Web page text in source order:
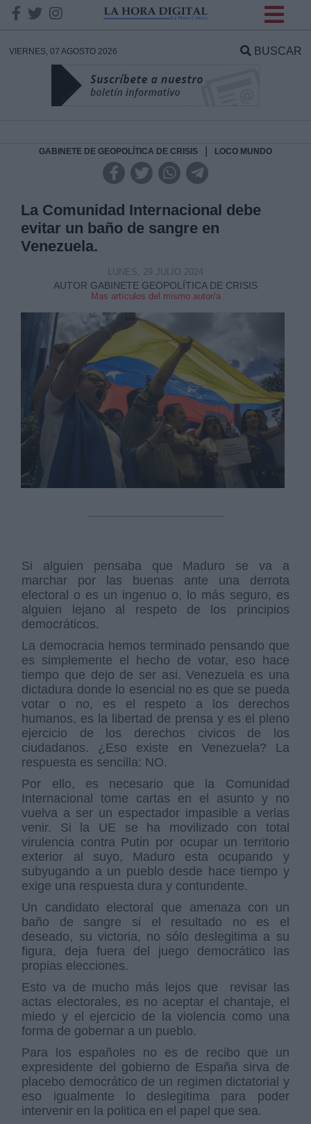
VIERNES, 07 AGOSTO 2026 BUSCAR
GABINETE DE GEOPOLÍTICA DE CRISIS LOCO MUNDO
La Comunidad Internacional debe
evitar un baño de sangre en
Venezuela.
AUTOR GABINETE GEOPOLÍTICA DE CRISIS
Mas artículos del mismo autor/a
LUNES, 29 JULIO 2024
Si alguien pensaba que Maduro se va a
marchar por las buenas ante una derrota
electoral o es un ingenuo o, lo más seguro, es
alguien lejano al respeto de los principios
democráticos.
La democracia hemos terminado pensando que
es simplemente el hecho de votar, eso hace
tiempo que dejo de ser asi. Venezuela es una
dictadura donde lo esencial no es que se pueda
votar o no, es el respeto a los derechos
humanos, es la libertad de prensa y es el pleno
ejercicio de los derechos civicos de los
ciudadanos. ¿Eso existe en Venezuela? La
respuesta es sencilla: NO.
Por ello, es necesario que la Comunidad
Internacional tome cartas en el asunto y no
vuelva a ser un espectador impasible a verlas
venir. Si la UE se ha movilizado con total
virulencia contra Putin por ocupar un territorio
exterior al suyo, Maduro esta ocupando y
subyugando a un pueblo desde hace tiempo y
exige una respuesta dura y contundente.
Un candidato electoral que amenaza con un
baño de sangre si el resultado no es el
deseado, su victoria, no sólo deslegitima a su
figura, deja fuera del juego democrático las
propias elecciones.
Esto va de mucho más lejos que revisar las
actas electorales, es no aceptar el chantaje, el
miedo y el ejercicio de la violencia como una
forma de gobernar a un pueblo.
Para los españoles no es de recibo que un
expresidente del gobierno de España sirva de
placebo democrático de un regimen dictatorial y
eso igualmente lo deslegitima para poder
intervenir en la politica en el papel que sea.
DATOS
Responsable:
Legitimación:
Destinatarios:
Información adicional